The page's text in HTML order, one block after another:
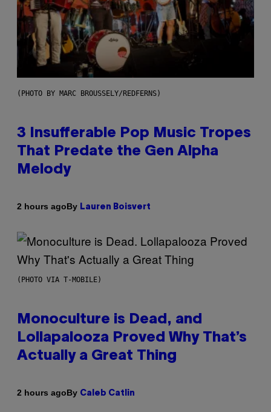
(PHOTO BY MARC BROUSSELY/REDFERNS)
3 Insufferable Pop Music Tropes
That Predate the Gen Alpha
Melody
2 hours agoBy Lauren Boisvert
(PHOTO VIA T-MOBILE)
Monoculture is Dead, and
Lollapalooza Proved Why That’s
Actually a Great Thing
2 hours agoBy Caleb Catlin